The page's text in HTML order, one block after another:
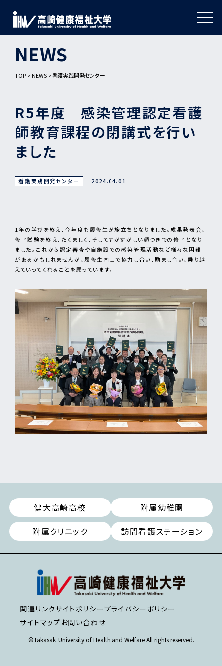
NEWS
TOP NEWS 看護実践開発センター
R5年度 感染管理認定看護
師教育課程の閉講式を行い
ました
看護実践開発センター 2024.04.01
1年の学びを終え、今年度も履修生が旅立ちとなりました。成果発表会、
修了試験を終え、たくましく、そしてすがすがしい顔つきでの修了となり
ました。これから認定審査や自施設での感染管理活動など様々な困難
があるかもしれませんが、履修生同士で協力し合い、励まし合い、乗り越
えていってくれることを願っています。
健大高崎高校
附属幼稚園
附属クリニック
訪問看護ステーション
関連リンク サイトポリシープライバシーポリシー
サイトマップ お問い合わせ
©Takasaki University of Health and Welfare All rights reserved.